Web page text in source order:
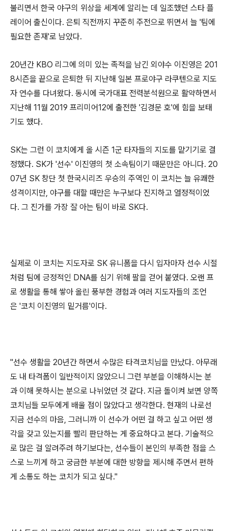
불리면서 한국 야구의 위상을 세계에 알리는 데 일조했던 스타 플
레이어 출신이다. 은퇴 직전까지 꾸준히 주전으로 뛰면서 늘 '팀에
필요한 존재'로 남았다.
20년간 KBO 리그에 의미 있는 족적을 남긴 외야수 이진영은 201
8시즌을 끝으로 은퇴한 뒤 지난해 일본 프로야구 라쿠텐으로 지도
자 연수를 다녀왔다. 동시에 국가대표 전력분석원으로 활약하면서
지난해 11월 2019 프리미어12에 출전한 '김경문 호'에 힘을 보태
기도 했다.
SK는 그런 이 코치에게 올 시즌 1군 타자들의 지도를 맡기기로 결
정했다. SK가 '선수' 이진영의 첫 소속팀이기 때문만은 아니다. 20
07년 SK 창단 첫 한국시리즈 우승의 주역인 이 코치는 늘 유쾌한
성격이지만, 야구를 대할 때만은 누구보다 진지하고 열정적이었
다. 그 진가를 가장 잘 아는 팀이 바로 SK다.
실제로 이 코치는 지도자로 SK 유니폼을 다시 입자마자 선수 시절
처럼 팀에 긍정적인 DNA를 심기 위해 팔을 걷어 붙였다. 오랜 프
로 생활을 통해 쌓아 올린 풍부한 경험과 여러 지도자들의 조언
은 '코치 이진영의 밑거름'이다.
"선수 생활을 20년간 하면서 수많은 타격코치님을 만났다. 아무래
도 내 타격폼이 일반적이지 않았으니 그런 부분을 이해하시는 분
과 이해 못하시는 분으로 나뉘었던 것 같다. 지금 돌이켜 보면 양쪽
코치님들 모두에게 배울 점이 많았다고 생각한다. 현재의 나로선
지금 선수의 마음, 그러니까 이 선수가 어떤 걸 하고 싶고 어떤 생
각을 갖고 있는지를 빨리 판단하는 게 중요하다고 본다. 기술적으
로 많은 걸 알려주려 하기보다는, 선수들이 본인의 부족한 점을 스
스로 느끼게 하고 궁금한 부분에 대한 방향을 제시해 주면서 편하
게 소통도 하는 코치가 되고 싶다."